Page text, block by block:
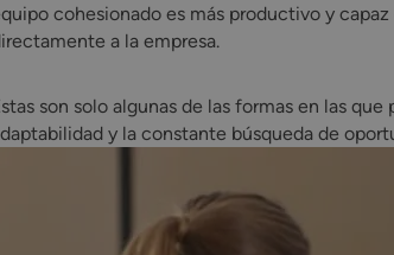
cohesionado es más productivo y
a la empresa.
son solo algunas de las formas en las
y la constante búsqueda de